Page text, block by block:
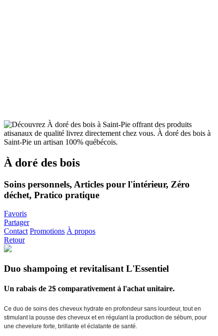
À doré des bois
Soins personnels, Articles pour l'intérieur, Zéro
déchet, Pratico pratique
Favoris
Partager
Contact Promotions À propos
Retour
Duo shampoing et revitalisant L'Essentiel
Un rabais de 2$ comparativement à l'achat unitaire.
Ce duo de soins des cheveux hydrate en profondeur sans lourdeur, tout en
stimulant la pousse des cheveux et en régulant la production de sébum, pour
une chevelure forte, brillante et éclatante de santé.